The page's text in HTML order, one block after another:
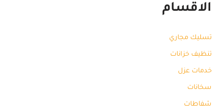
الاقسام
تسليك مجاري
تنظيف خزانات
خدمات عزل
سخانات
شفاطات